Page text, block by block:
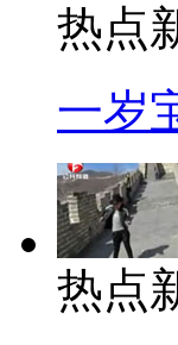
热点
一岁
热点